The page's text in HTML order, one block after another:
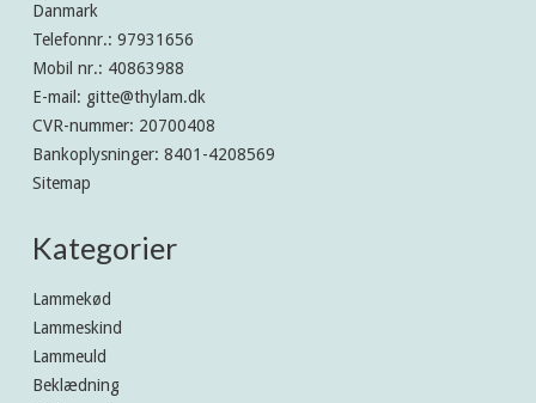
Danmark
Telefonnr.: 97931656
Mobil nr.: 40863988
E-mail : gitte@thylam.dk
CVR-nummer: 20700408
Bankoplysninger: 8401-4208569
Sitemap
Kategorier
Lammekød
Lammeskind
Lammeuld
Beklædning